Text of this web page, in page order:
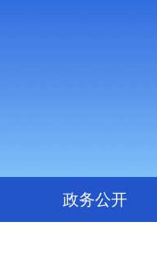
政务公开